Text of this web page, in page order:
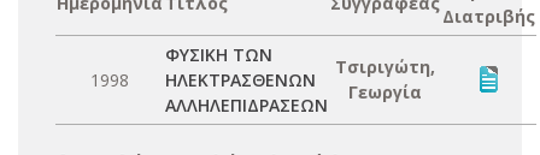
Διατριβής
1998
ΦΥΣΙΚΗ ΤΩΝ
ΗΛΕΚΤΡΑΣΘΕΝΩΝ
ΑΛΛΗΛΕΠΙΔΡΑΣΕΩΝ
Τσιριγώτη,
Γεωργία